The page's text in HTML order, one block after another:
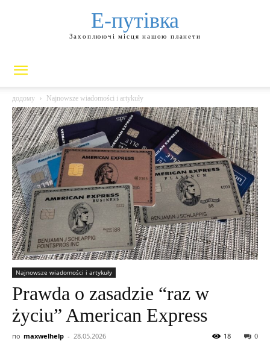
Е-путівка
Захоплюючі місця нашою планети
додому Najnowsze wiadomości i artykuły
Najnowsze wiadomości i artykuły
Prawda o zasadzie “raz w
życiu” American Express
по maxwelhelp - 28.05.2026 0
18